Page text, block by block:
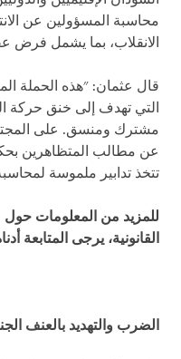
محاسبة المسؤولين عن
الانقلاب، بما يشمل فرض
قال عثمان: "هذه الحملة
التي تهدف إلى خنق
مشترك ومنسق. على
عن مطالب المتظاهرين
تتخذ تدابير ملموسة
للمزيد من المعلومات حول
القانونية، يرجى المتابعة
الضرب والتهديد بالعنف